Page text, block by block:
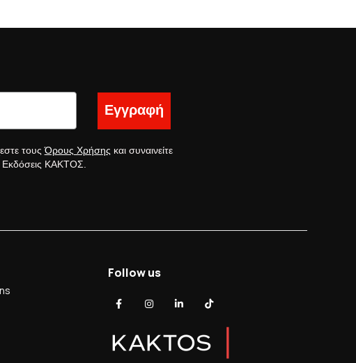
Εγγραφή
τουςΌρους Χρήσης και συναινείτε
Εκδόσεις ΚΑΚΤΟΣ.
Follow us